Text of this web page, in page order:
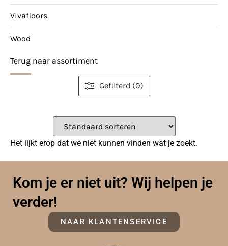
Vivafloors
Wood
Terug naar assortiment
Gefilterd (0)
Het lijkt erop dat we niet kunnen vinden wat je zoekt.
Kom je er niet uit? Wij helpen je
verder!
NAAR KLANTENSERVICE